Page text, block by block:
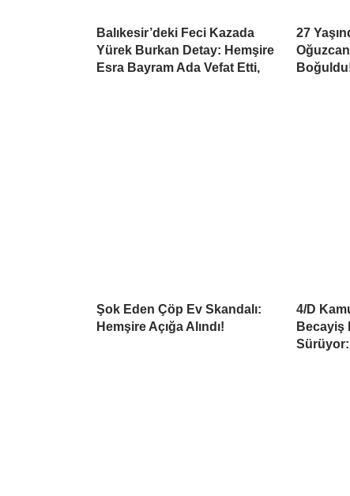
Balıkesir’deki Feci Kazada
Yürek Burkan Detay: Hemşire
Esra Bayram Ada Vefat Etti,
27
Şok Eden Çöp Ev Skandalı:
Hemşire Açığa Alındı!
4/D
Becayiş
Sürüyor: